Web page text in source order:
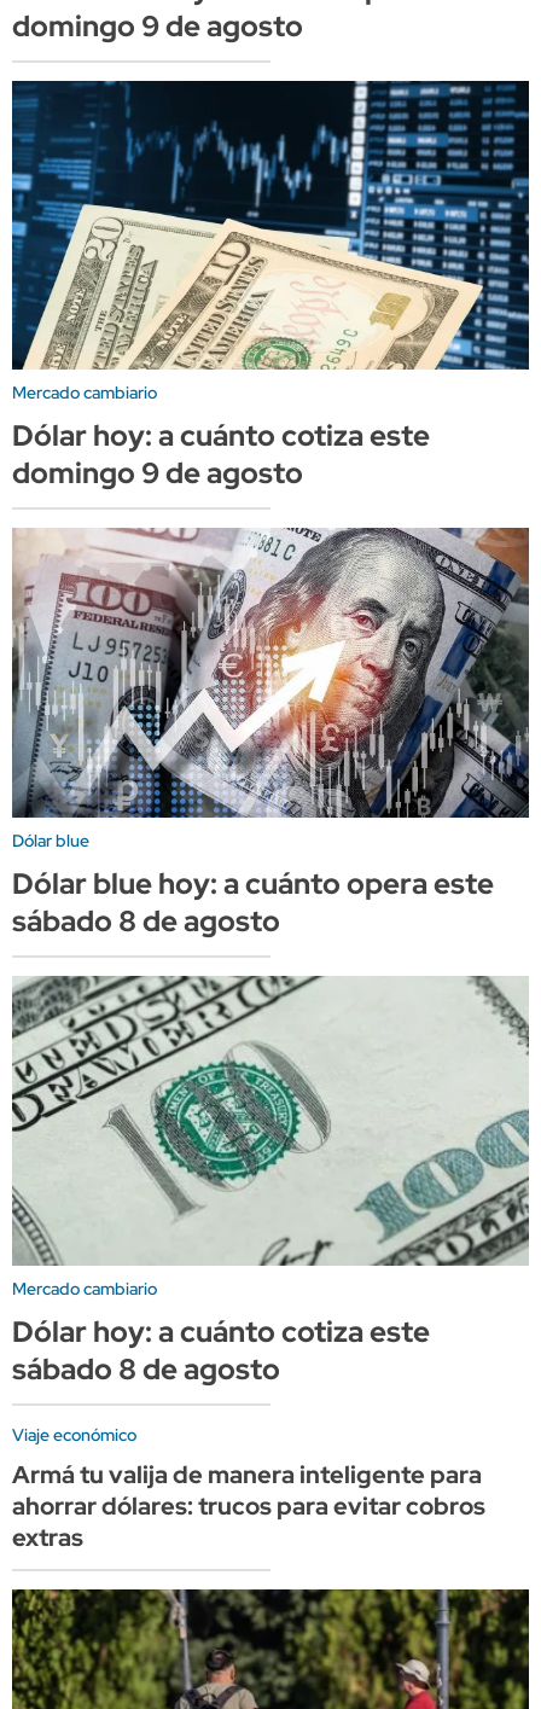
domingo 9 de agosto
Mercado cambiario
Dólar hoy: a cuánto cotiza este
domingo 9 de agosto
Dólar blue
Dólar blue hoy: a cuánto opera este
sábado 8 de agosto
Mercado cambiario
Dólar hoy: a cuánto cotiza este
sábado 8 de agosto
Viaje económico
Armá tu valija de manera inteligente para
ahorrar dólares: trucos para evitar cobros
extras